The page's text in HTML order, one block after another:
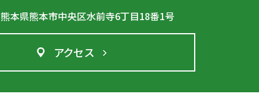
熊本県熊本市中央区水前寺6丁目18番1号
アクセス